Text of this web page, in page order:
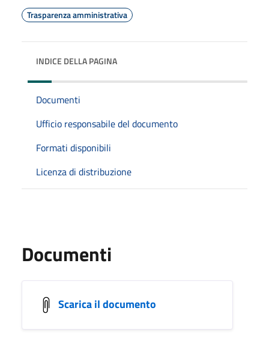
Trasparenza amministrativa
INDICE DELLA PAGINA
Documenti
Ufficio responsabile del documento
Formati disponibili
Licenza di distribuzione
Documenti
Scarica il documento